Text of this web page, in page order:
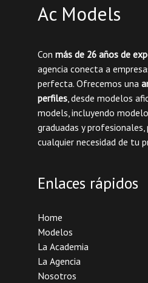
Ac Models
Con más de 26 años de
agencia conecta a
perfecta. Ofrecemos una
perfiles, desde modelos
models, incluyendo
graduadas y
cualquier necesidad de tu
Enlaces rápidos
Home
Modelos
La Academia
La Agencia
Nosotros